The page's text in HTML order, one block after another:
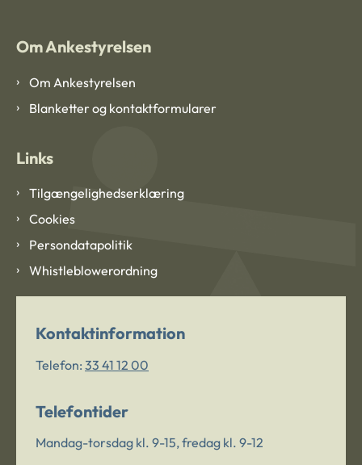
Om Ankestyrelsen
Om Ankestyrelsen
Blanketter og kontaktformularer
Links
Tilgængelighedserklæring
Cookies
Persondatapolitik
Whistleblowerordning
Kontaktinformation
Telefon: 33 41 12 00
Telefontider
Mandag-torsdag kl. 9-15, fredag kl. 9-12